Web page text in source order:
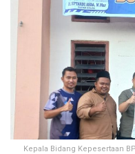
Kepala Bidang Kepesertaan